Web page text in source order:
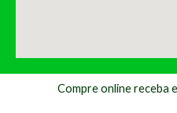
Compre online receba